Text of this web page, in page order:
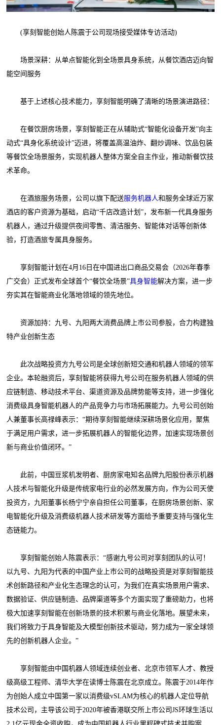
(享刻智能创始人陈震于公司现场接受媒体专访活动)
场景深耕：从单点智能化到全场景具身系统，从餐饮酒店迈向智
能空间服务
基于上述核心技术能力，享刻智能明确了清晰的场景演进路径：
在餐饮厨房场景，享刻智能正在从辅助式“智能化设备开发”向主
动式“具身化系统设计”迈进，将覆盖高温油炸、翻炒调味、饮品包装
等餐饮全场景服务，实现机器人整体方案全自主作业，推动新餐饮技
术革命。
在酒旅服务场景，公司以旗下配送服务机器人和服务全球近万家
酒店的客户资源为基础，启动“千店改造计划”，发布新一代具身服务
机器人，通过升级提供夜间零售、清洁服务、智能体对话等创新体
验，打造酒旅专属具身服务。
享刻智能计划在4月16日在中国进出口商品交易会（2026年春季
广交会）正式发布全球首个“餐饮全场景”具身智能解决方案，进一步
夯实其在智能商业化落地领域的领先地位。
资源加持：九号、九阳两大消费品牌上市公司参股，合力构建独
特产业创新生态
此次战略投资方九号公司是全球创新短交通和机器人领域的领军
企业。本轮融资后，享刻智能将获得九号公司在服务机器人领域的供
应链制造、移动技术平台、渠道资源及品牌势能等支持，进一步强化
消费级具身智能机器人的产品竞争力与市场拓展能力。九号公司创始
人兼董事长高禄峰表示：“期待享刻智能继续深耕场景化应用，聚焦
于满足用户需求，进一步拓展机器人的智能化边界，加速实现场景创
新与商业价值闭环。”
此前，中国豆浆机发明者、厨房家电知名品牌九阳股份表示机器
人技术与智能化升级是传统家电行业的必然发展方向，作为公司天使
投资方，九阳董事长杨宁宁亲自担任公司董事，在厨房场景创新、家
电智能化升级及消费级机器人技术研发等方面给予重要支持与强化生
态链能力。
享刻智能创始人陈震表示：“感谢九号公司对享刻团队的认可！
以九号、九阳为代表的中国产业上市公司的战略投资是对享刻智能技
术创新路径和产业化生态理念的认可，为我们在真实场景用户需求、
数据验证、供应链制造、品牌渠道等多个方面实现了重磅助力，也将
极大加速享刻智能在创新场景的技术积累与商业化落地。展望未来，
我们将致力于具身智能及大模型创新技术驱动，努力成为一家全球领
先的创新机器人企业。”
享刻智能由中国机器人领域连续创业者、北京市领军人才、教授
级高级工程师、清华大学在读博士陈震在北京成立。陈震于2014年作
为创始人成立中国第一家以消费级vSLAM为核心的机器人定位导航
技术公司，主导该公司于2020年被香港联交所上市公司JS环球生活以